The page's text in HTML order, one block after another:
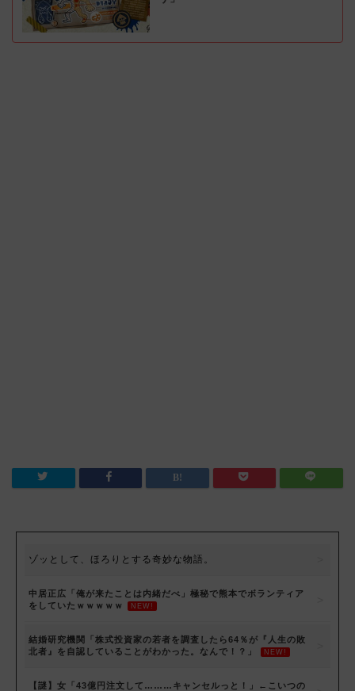
ゾッとして、ほろりとする奇妙な物語。
中居正広「俺が来たことは内緒だべ」極秘で熊本でボランティア
をしていたｗｗｗｗｗ
NEW!
結婚研究機関「株式投資家の若者を調査したら64％が『人生の敗
北者』を自認していることがわかった。なんで！？」
NEW!
【謎】女「43億円注文して………キャンセルっと！」←こいつの